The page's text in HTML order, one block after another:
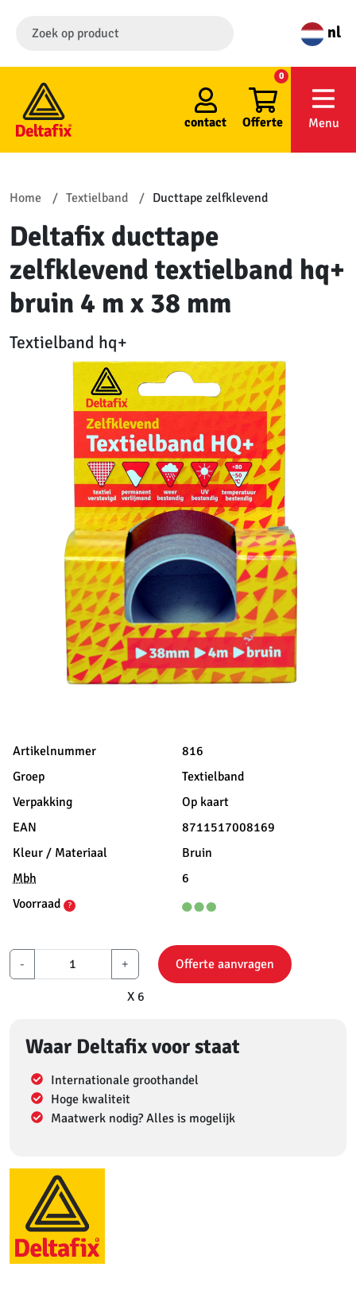
nl
contact Offerte
0
Menu
Home Textielband Ducttape zelfklevend
Deltafix ducttape
zelfklevend textielband hq+
bruin 4 m x 38 mm
Textielband hq+
Artikelnummer
816
Groep
Textielband
Verpakking
Op kaart
EAN
8711517008169
Kleur / Materiaal
Bruin
Mbh
6
Voorraad
?
- +
X 6
Offerte aanvragen
Waar Deltafix voor staat
Internationale groothandel
Hoge kwaliteit
Maatwerk nodig? Alles is mogelijk